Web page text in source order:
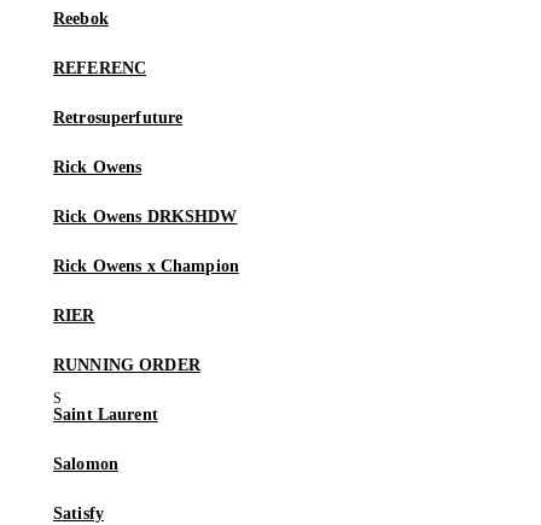
Reebok
REFERENC
Retrosuperfuture
Rick Owens
Rick Owens DRKSHDW
Rick Owens x Champion
RIER
RUNNING ORDER
Saint Laurent
Salomon
Satisfy